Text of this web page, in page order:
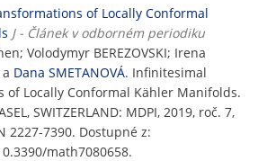
of Locally Conformal
J - Článek v odborném periodiku
Volodymyr BEREZOVSKI; Irena
Dana SMETANOVÁ. Infinitesimal
of Locally Conformal Kähler Manifolds.
SWITZERLAND: MDPI, 2019, roč. 7,
2227-7390. Dostupné z:
math7080658.